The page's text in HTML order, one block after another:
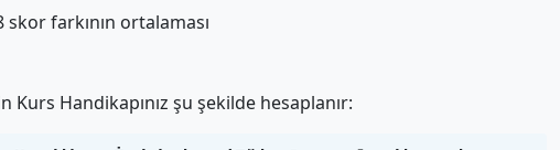
farkının ortalaması
Kurs Handikapınız şu şekilde hesaplanır: